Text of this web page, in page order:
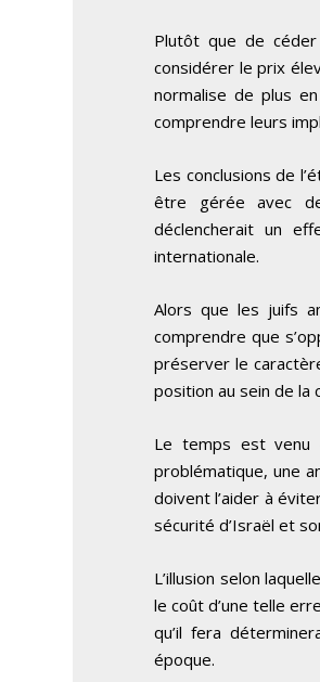
Plutôt que de
considérer le prix
normalise de plus
comprendre leurs
Les conclusions de
être gérée avec
déclencherait un
internationale.
Alors que les juifs
comprendre que
préserver le
position au sein de la
Le temps est venu
problématique, une
doivent l’aider à
sécurité d’Israël et
L’illusion selon
le coût d’une telle
qu’il fera
époque.